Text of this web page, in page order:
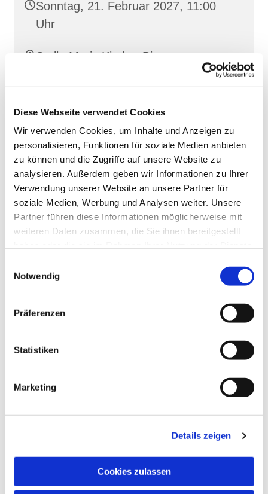
Diese Webseite verwendet Cookies
Wir verwenden Cookies, um Inhalte und Anzeigen zu
personalisieren, Funktionen für soziale Medien anbieten
zu können und die Zugriffe auf unsere Website zu
analysieren. Außerdem geben wir Informationen zu Ihrer
Verwendung unserer Website an unsere Partner für
soziale Medien, Werbung und Analysen weiter. Unsere
Partner führen diese Informationen möglicherweise mit
weiteren Daten zusammen, die Sie ihnen bereitgestellt
Notwendig
Präferenzen
Statistiken
Marketing
Details zeigen
Cookies zulassen
Sonntag, 21. Februar 2027, 11:00
Uhr
Stella Maris Kirche, Binz,